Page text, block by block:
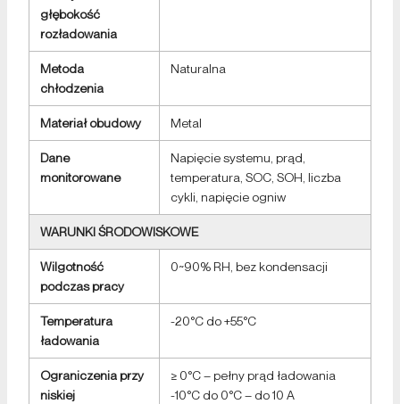
głębokość
rozładowania
Metoda
chłodzenia
Naturalna
Materiał obudowy Metal
Dane
monitorowane
Napięcie systemu, prąd,
temperatura, SOC, SOH, liczba
cykli, napięcie ogniw
WARUNKI ŚRODOWISKOWE
Wilgotność
podczas pracy
0~90% RH, bez kondensacji
Temperatura
ładowania
-20°C do +55°C
Ograniczenia przy
niskiej
≥ 0°C – pełny prąd ładowania
-10°C do 0°C – do 10 A